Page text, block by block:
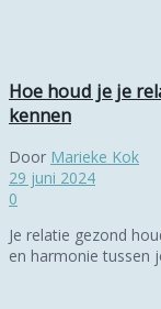
Hoe houd je je
kennen
Door Marieke Kok
29 juni 2024
0
Je relatie gezond
en harmonie tussen